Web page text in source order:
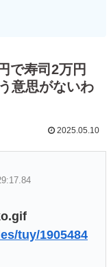
で寿司2万円
意思がないわ
2025.05.10
tuy/1905484